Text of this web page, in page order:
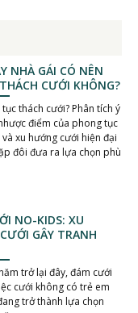
NHÀ GÁI CÓ NÊN
CƯỚI KHÔNG?
thách cưới? Phân tích ý
điểm của phong tục
xu hướng cưới hiện đại
đôi đưa ra lựa chọn phù
NO-KIDS: XU
GÂY TRANH
trở lại đây, đám cưới
cưới không có trẻ em
trở thành lựa chọn